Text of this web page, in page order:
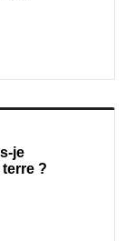
je
?